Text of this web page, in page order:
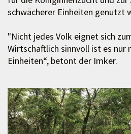
schwächerer Einheiten genutzt
"Nicht jedes Volk eignet sich
Wirtschaftlich sinnvoll ist es nur
Einheiten“, betont der Imker.